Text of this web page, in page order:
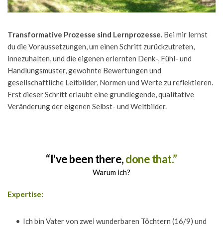
Transformative Prozesse sind Lernprozesse. Bei mir lernst
du die Voraussetzungen, um einen Schritt zurückzutreten,
innezuhalten, und die eigenen erlernten Denk-, Fühl- und
Handlungsmuster, gewohnte Bewertungen und
gesellschaftliche Leitbilder, Normen und Werte zu reflektieren.
Erst dieser Schritt erlaubt eine grundlegende, qualitative
Veränderung der eigenen Selbst- und Weltbilder.
“I've been there, done that.”
Warum ich?
Expertise:
Ich bin Vater von zwei wunderbaren Töchtern (16/9) und